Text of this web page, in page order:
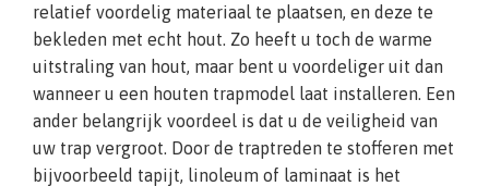
relatief voordelig materiaal te plaatsen, en deze te
bekleden met echt hout. Zo heeft u toch de warme
uitstraling van hout, maar bent u voordeliger uit dan
wanneer u een houten trapmodel laat installeren. Een
ander belangrijk voordeel is dat u de veiligheid van
uw trap vergroot. Door de traptreden te stofferen met
bijvoorbeeld tapijt, linoleum of laminaat is het